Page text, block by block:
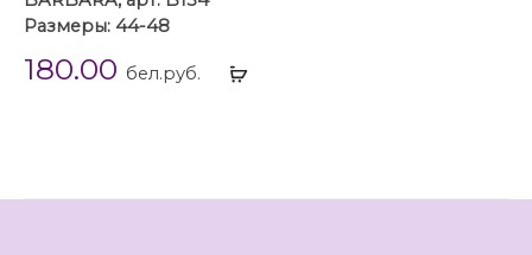
Выбрать
Размеры: 44-48
180.00 бел.руб.